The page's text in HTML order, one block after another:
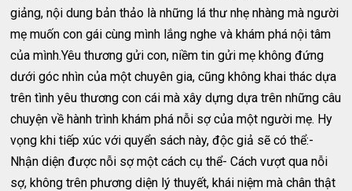
giảng, nội dung bản thảo là những lá thư nhẹ nhàng mà người
mẹ muốn con gái cùng mình lắng nghe và khám phá nội tâm
của mình.Yêu thương gửi con, niềm tin gửi mẹ không đứng
dưới góc nhìn của một chuyên gia, cũng không khai thác dựa
trên tình yêu thương con cái mà xây dựng dựa trên những câu
chuyện về hành trình khám phá nỗi sợ của một người mẹ. Hy
vọng khi tiếp xúc với quyển sách này, độc giả sẽ có thể:-
Nhận diện được nỗi sợ một cách cụ thể- Cách vượt qua nỗi
sợ, không trên phương diện lý thuyết, khái niệm mà chân thật